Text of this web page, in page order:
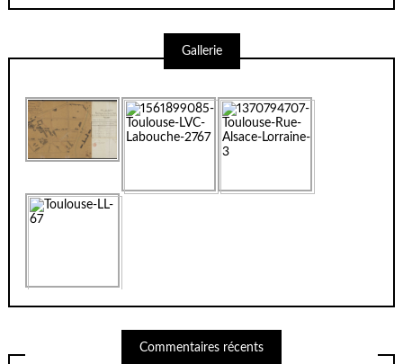
Gallerie
Commentaires récents